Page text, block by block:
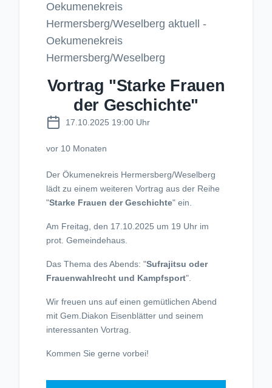
Oekumenekreis
Hermersberg/Weselberg aktuell -
Oekumenekreis
Hermersberg/Weselberg
Vortrag "Starke Frauen
der Geschichte"
17.10.2025 19:00 Uhr
vor 10 Monaten
Der Ökumenekreis Hermersberg/Weselberg
lädt zu einem weiteren Vortrag aus der Reihe
"Starke Frauen der Geschichte" ein.
Am Freitag, den 17.10.2025 um 19 Uhr im
prot. Gemeindehaus.
Das Thema des Abends: "Sufrajitsu oder
Frauenwahlrecht und Kampfsport".
Wir freuen uns auf einen gemütlichen Abend
mit Gem.Diakon Eisenblätter und seinem
interessanten Vortrag.
Kommen Sie gerne vorbei!